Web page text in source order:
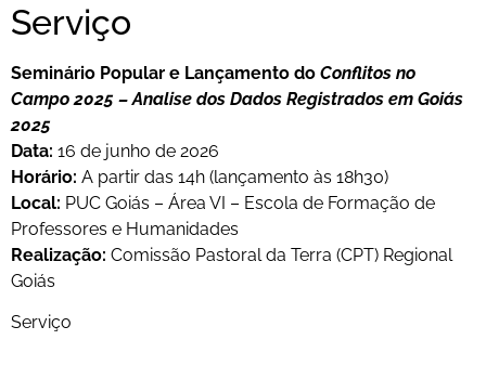
Serviço
Seminário Popular e Lançamento do Conflitos no
Campo 2025 – Analise dos Dados Registrados em Goiás
2025
Data: 16 de junho de 2026
Horário: A partir das 14h (lançamento às 18h30)
Local: PUC Goiás – Área VI – Escola de Formação de
Professores e Humanidades
Realização: Comissão Pastoral da Terra (CPT) Regional
Goiás
Serviço